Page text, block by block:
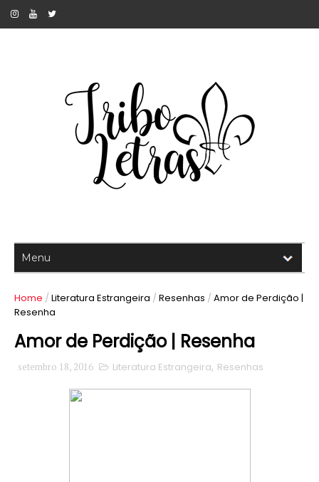
Home / Literatura Estrangeira / Resenhas / Amor de Perdição |
Resenha
Amor de Perdição | Resenha
setembro 18, 2016 Literatura Estrangeira, Resenhas